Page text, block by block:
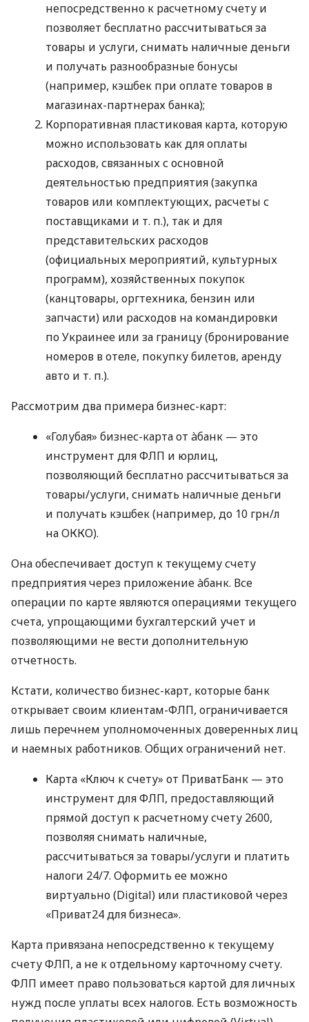
непосредственно к расчетному счету и
позволяет бесплатно рассчитываться за
товары и услуги, снимать наличные деньги
и получать разнообразные бонусы
(например, кэшбек при оплате товаров в
магазинах-партнерах банка);
Корпоративная пластиковая карта, которую
можно использовать как для оплаты
расходов, связанных с основной
деятельностью предприятия (закупка
товаров или комплектующих, расчеты с
поставщиками и т. п.), так и для
представительских расходов
(официальных мероприятий, культурных
программ), хозяйственных покупок
(канцтовары, оргтехника, бензин или
запчасти) или расходов на командировки
по Украинее или за границу (бронирование
номеров в отеле, покупку билетов, аренду
авто и т. п.).
Рассмотрим два примера бизнес-карт:
«Голубая» бизнес-карта от àбанк — это
инструмент для ФЛП и юрлиц,
позволяющий бесплатно рассчитываться за
товары/услуги, снимать наличные деньги
и получать кэшбек (например, до 10 грн/л
на ОККО).
Она обеспечивает доступ к текущему счету
предприятия через приложение àбанк. Все
операции по карте являются операциями текущего
счета, упрощающими бухгалтерский учет и
позволяющими не вести дополнительную
отчетность.
Кстати, количество бизнес-карт, которые банк
открывает своим клиентам-ФЛП, ограничивается
лишь перечнем уполномоченных доверенных лиц
и наемных работников. Общих ограничений нет.
Карта «Ключ к счету» от ПриватБанк — это
инструмент для ФЛП, предоставляющий
прямой доступ к расчетному счету 2600,
позволяя снимать наличные,
рассчитываться за товары/услуги и платить
налоги 24/7. Оформить ее можно
виртуально (Digital) или пластиковой через
«Приват24 для бизнеса».
Карта привязана непосредственно к текущему
счету ФЛП, а не к отдельному карточному счету.
ФЛП имеет право пользоваться картой для личных
нужд после уплаты всех налогов. Есть возможность